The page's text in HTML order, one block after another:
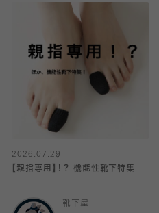
2026.07.29
【親指専用】！？ 機能性靴下特集
靴下屋